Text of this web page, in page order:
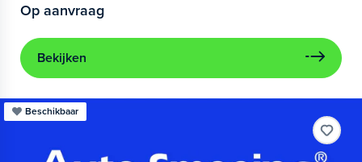
Op aanvraag
Bekijken
Beschikbaar